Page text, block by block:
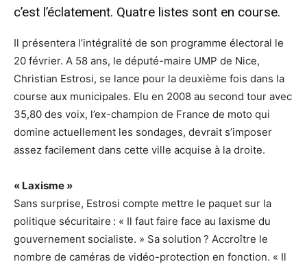
c’est l’éclatement. Quatre listes sont en course.
Il présentera l’intégralité de son programme électoral le
20 février. A 58 ans, le député-maire UMP de Nice,
Christian Estrosi, se lance pour la deuxième fois dans la
course aux municipales. Elu en 2008 au second tour avec
35,80 des voix, l’ex-champion de France de moto qui
domine actuellement les sondages, devrait s’imposer
assez facilement dans cette ville acquise à la droite.
« Laxisme »
Sans surprise, Estrosi compte mettre le paquet sur la
politique sécuritaire : « Il faut faire face au laxisme du
gouvernement socialiste. » Sa solution ? Accroître le
nombre de caméras de vidéo-protection en fonction. « Il